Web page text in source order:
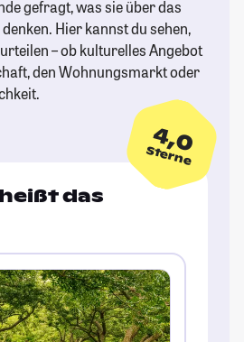
gefragt, was sie über das
Hier kannst du sehen,
– ob kulturelles Angebot
den Wohnungsmarkt oder
4,0
Sterne
das